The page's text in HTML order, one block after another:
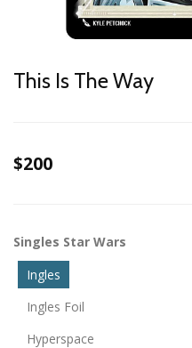
This Is The Way
$200
Singles Star Wars
Ingles
Ingles Foil
Hyperspace